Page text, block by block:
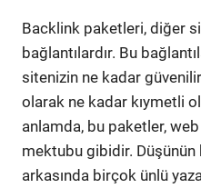
Backlink paketleri, diğer
bağlantılardır. Bu
sitenizin ne kadar
olarak ne kadar kıymetli
anlamda, bu paketler,
mektubu gibidir. Düşünün
arkasında birçok ünlü